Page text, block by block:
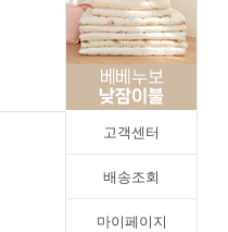
고객센터
배송조회
마이페이지